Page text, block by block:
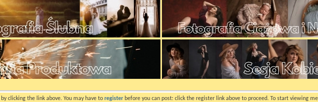
by clicking the link above. You may have to register before you can post: click the register link above to proceed. To start viewing